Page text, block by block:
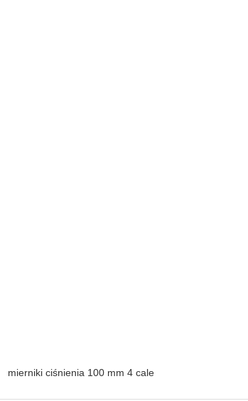
mierniki ciśnienia 100 mm 4 cale